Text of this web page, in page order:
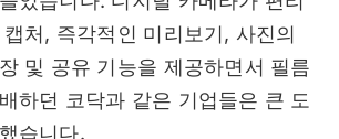
처, 즉각적인 미리보기, 사진의
및 공유 기능을 제공하면서 필름
하던 코닥과 같은 기업들은 큰 도
습니다.